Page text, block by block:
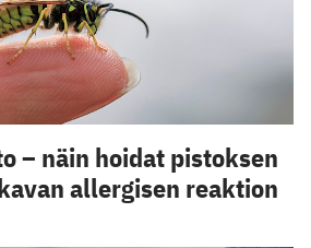
– näin hoidat pistoksen
allergisen reaktion